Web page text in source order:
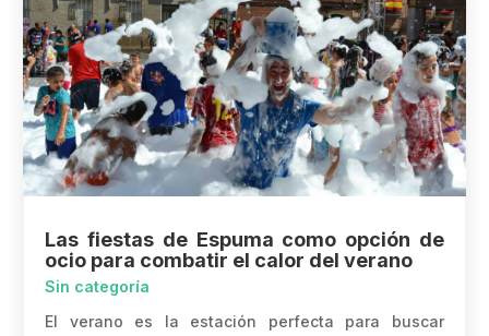
Las fiestas de Espuma como opción de
ocio para combatir el calor del verano
Sin categoría
El verano es la estación perfecta para buscar